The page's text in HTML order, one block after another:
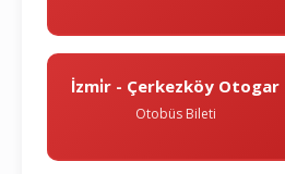
İzmi̇r - Çerkezköy Otogar
Otobüs Bileti